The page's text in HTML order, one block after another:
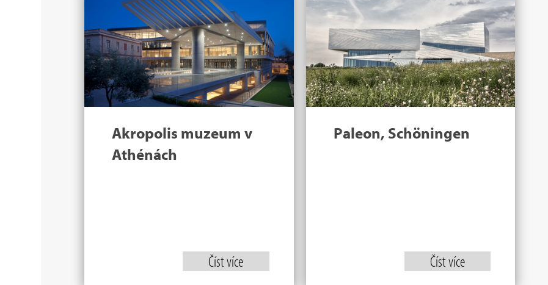
Akropolis muzeum v
Athénách
Číst více
Paleon, Schöningen
Číst více